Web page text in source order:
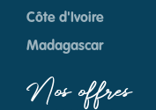
Côte d'Ivoire
Madagascar
Nos offres